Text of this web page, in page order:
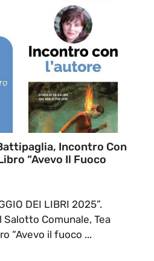
Incontro Con
“Avevo Il Fuoco
DEI LIBRI 2025”.
Salotto Comunale, Tea
“Avevo il fuoco ...